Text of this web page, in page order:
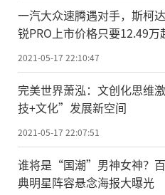
究指出，格陵兰岛冰
幅萎缩，并且似乎已
暖，给这规模巨大的
响。而冰川并不会顺
它会反击，用抬高海
些教训。不过，海平
升、上升多少，人类
计。这次，科研人员
一汽大众速腾遇对手，斯柯
锐PRO上市价格只要12.49万
2021-05-17 22:10:47
完美世界萧泓：文创化思维
技+文化”发展新空间
2021-05-17 22:07:51
谁将是“国潮”男神女神？
典明星阵容悬念海报大曝光